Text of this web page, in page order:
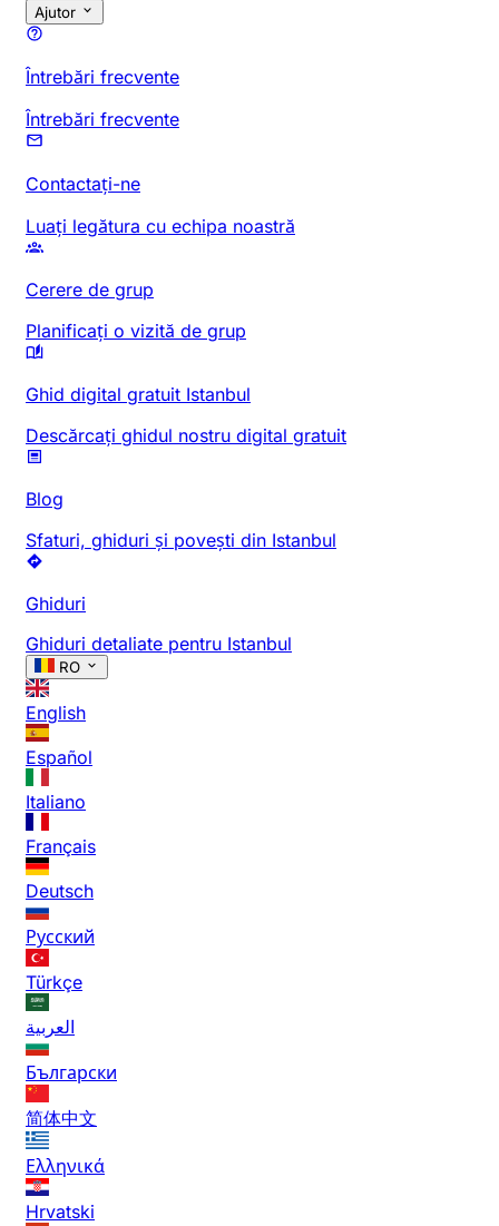
Ajutor
Întrebări frecvente
Întrebări frecvente
Contactați-ne
Luați legătura cu echipa noastră
Cerere de grup
Planificați o vizită de grup
Ghid digital gratuit Istanbul
Descărcați ghidul nostru digital gratuit
Blog
Sfaturi, ghiduri și povești din Istanbul
Ghiduri
Ghiduri detaliate pentru Istanbul
RO
English
Español
Italiano
Français
Deutsch
Русский
Türkçe
العربية
Български
简体中文
Ελληνικά
Hrvatski